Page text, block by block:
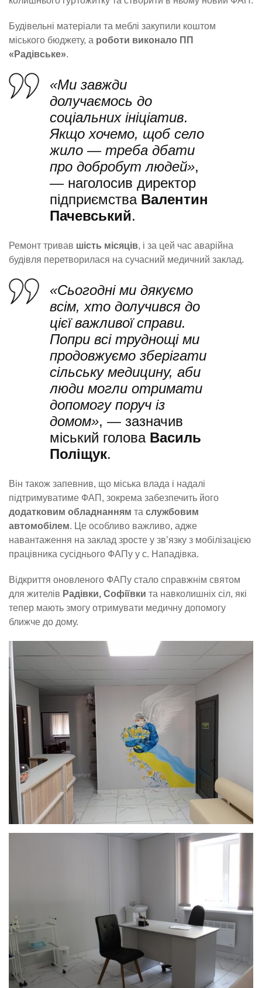
Будівельні матеріали та меблі закупили коштом
міського бюджету, а роботи виконало ПП
«Радівське».
«Ми завжди
долучаємось до
соціальних ініціатив.
Якщо хочемо, щоб село
жило — треба дбати
про добробут людей»,
— наголосив директор
підприємства Валентин
Пачевський.
Ремонт тривав шість місяців, і за цей час аварійна
будівля перетворилася на сучасний медичний заклад.
«Сьогодні ми дякуємо
всім, хто долучився до
цієї важливої справи.
Попри всі труднощі ми
продовжуємо зберігати
сільську медицину, аби
люди могли отримати
допомогу поруч із
домом», — зазначив
міський голова Василь
Поліщук.
Він також запевнив, що міська влада і надалі
підтримуватиме ФАП, зокрема забезпечить його
додатковим обладнанням та службовим
автомобілем. Це особливо важливо, адже
навантаження на заклад зросте у зв’язку з мобілізацією
працівника сусіднього ФАПу у с. Нападівка.
Відкриття оновленого ФАПу стало справжнім святом
для жителів Радівки, Софіївки та навколишніх сіл, які
тепер мають змогу отримувати медичну допомогу
ближче до дому.